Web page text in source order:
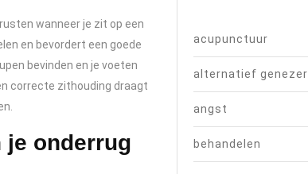
wanneer je zit op een
en bevordert een goede
bevinden en je voeten
correcte zithouding draagt
je onderrug
acupunctuur
alternatief genezer
angst
behandelen